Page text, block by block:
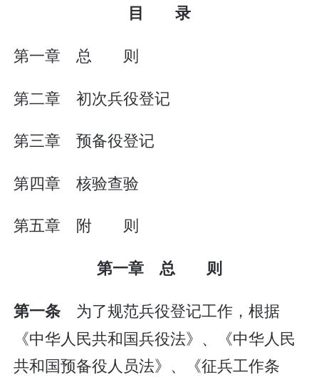
目 录
第一章 总 则
第二章 初次兵役登记
第三章 预备役登记
第四章 核验查验
第五章 附 则
第一章 总 则
第一条 为了规范兵役登记工作，根据
《中华人民共和国兵役法》、《中华人民
共和国预备役人员法》、《征兵工作条